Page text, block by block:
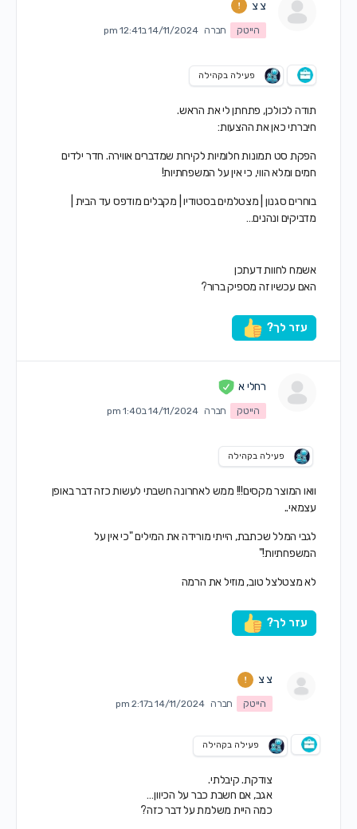
צ צ
הייטק חברה 14/11/2024 ב12:41 pm
פעילה בקהילה
תודה לכולכן, פתחתן לי את הראש.
חיברתי כאן את ההצעות:
הפקת סט תמונות חלומיות לקירות שמדברים אווירה. חדר ילדים
חמים ומלא הווי, כי אין על המשפחתיות!
בוחרים סגנון | מצטלמים בסטודיו | מקבלים מודפס עד הבית |
מדביקים ונהנים…
אשמח לחוות דעתכן
האם עכשיו זה מספיק ברור?
עזר לך?
רחלי א
הייטק חברה 14/11/2024 ב1:40 pm
פעילה בקהילה
וואו המוצר מקסים!!! ממש לאחרונה חשבתי לעשות כזה דבר באופן
עצמאי..
לגבי המלל שכתבת, הייתי מורידה את המילים "כי אין על
המשפחתיות!"
לא מצטלצל טוב, מוזיל את הרמה
עזר לך?
צ צ
הייטק חברה 14/11/2024 ב2:17 pm
פעילה בקהילה
צודקת. קיבלתי.
אגב, אם חשבת כבר על הכיוון…
כמה היית משלמת על דבר כזה?